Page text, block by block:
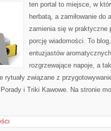
ten portal to miejsce, w
herbatą, a zamiłowanie do
zamienia się w praktyczne
porcję wiadomości. To
entuzjastów
rozgrzewające napoje, a
rytuały związane z
i Triki Kawowe. Na stronie